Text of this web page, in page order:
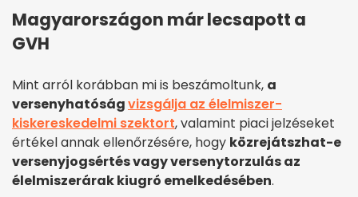
Magyarországon már lecsapott a
GVH
Mint arról korábban mi is beszámoltunk, a
versenyhatóságvizsgálja az élelmiszer-
kiskereskedelmi szektort, valamint piaci jelzéseket
értékel annak ellenőrzésére, hogy közrejátszhat-e
versenyjogsértés vagy versenytorzulás az
élelmiszerárak kiugró emelkedésében.